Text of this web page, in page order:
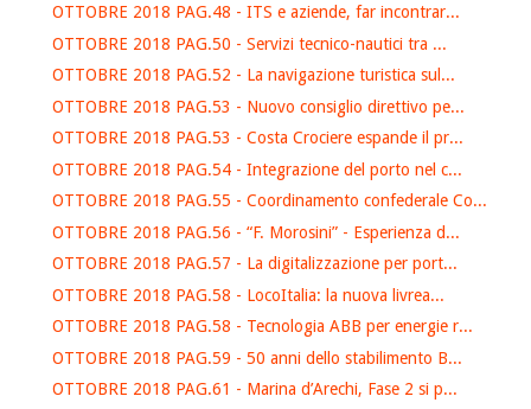
OTTOBRE 2018 PAG.48 - ITS e aziende, far incontrar...
OTTOBRE 2018 PAG.50 - Servizi tecnico-nautici tra ...
OTTOBRE 2018 PAG.52 - La navigazione turistica sul...
OTTOBRE 2018 PAG.53 - Nuovo consiglio direttivo pe...
OTTOBRE 2018 PAG.53 - Costa Crociere espande il pr...
OTTOBRE 2018 PAG.54 - Integrazione del porto nel c...
OTTOBRE 2018 PAG.55 - Coordinamento confederale Co...
OTTOBRE 2018 PAG.56 - “F. Morosini” - Esperienza d...
OTTOBRE 2018 PAG.57 - La digitalizzazione per port...
OTTOBRE 2018 PAG.58 - LocoItalia: la nuova livrea...
OTTOBRE 2018 PAG.58 - Tecnologia ABB per energie r...
OTTOBRE 2018 PAG.59 - 50 anni dello stabilimento B...
OTTOBRE 2018 PAG.61 - Marina d’Arechi, Fase 2 si p...